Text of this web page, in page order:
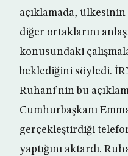
açıklamada,
diğer ortaklarını
konusundaki
beklediğini söyledi.
Ruhani’nin bu
Cumhurbaşkanı
gerçekleştirdiği
yaptığını aktardı.